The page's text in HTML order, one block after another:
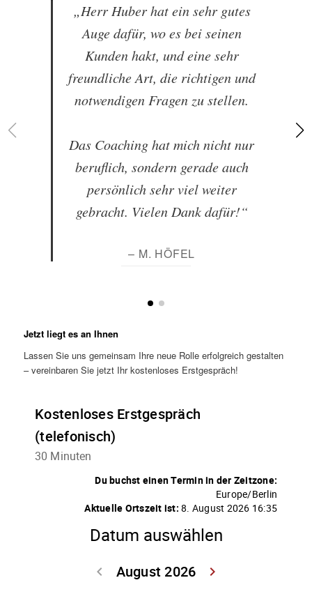
„Herr Huber hat ein sehr gutes
Auge dafür, wo es bei seinen
Kunden hakt, und eine sehr
freundliche Art, die richtigen und
notwendigen Fragen zu stellen.
Das Coaching hat mich nicht nur
beruflich, sondern gerade auch
persönlich sehr viel weiter
gebracht. Vielen Dank dafür!“
– M. HÖFEL
Jetzt liegt es an Ihnen
Lassen Sie uns gemeinsam Ihre neue Rolle erfolgreich gestalten
– vereinbaren Sie jetzt Ihr kostenloses Erstgespräch!